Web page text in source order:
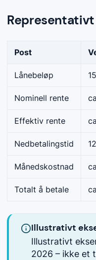
Post
Lånebeløp
Nominell rente
Effektiv rente
Nedbetalingstid
Månedskostnad
Totalt å betale
Illustrativt
Illustrativt
2026 – ikke et